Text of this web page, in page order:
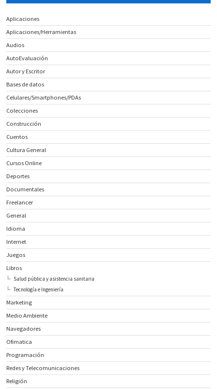
Aplicaciones
Aplicaciones/Herramientas
Audios
AutoEvaluación
Autor y Escritor
Bases de datos
Celulares/Smartphones/PDAs
Colecciones
Construcción
Cuentos
Cultura General
Cursos Online
Deportes
Documentales
Freelancer
General
Idioma
Internet
Juegos
Libros
Salud pública y asistencia sanitaria
Tecnología e Ingeniería
Marketing
Medio Ambiente
Navegadores
Ofimatica
Programación
Redes y Telecomunicaciones
Religión